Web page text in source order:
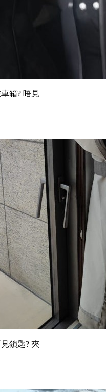
箱? 唔見
鎖匙? 夾